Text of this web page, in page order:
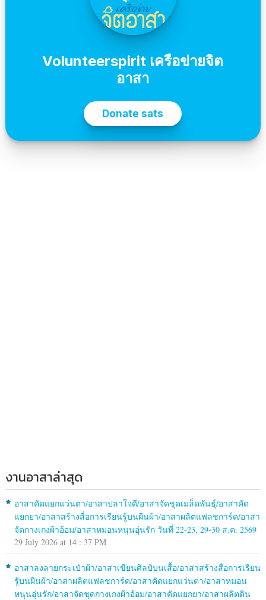
งานอาสาล่าสุด
อาสาคัดแยกแว่นตา/อาสาปลาใจดี/อาสาจัดชุดเมล็ดพันธุ์/อาสาคัด
แยกยา/อาสาสร้างสื่อการเรียนรู้บนผืนผ้า/อาสาผลิตแฟลชการ์ด/อาสา
จัดกางเกงผ้าอ้อม/อาสาหมอนหนุนอุ่นรัก วันที่ 22-23, 29-30 ส.ค. 2569
29 July 2026 at 14 : 37 PM
อาสาลงลายกระเป๋าผ้า/อาสาเขียนศิลป์บนเสื้อ/อาสาสร้างสื่อการเรียน
รู้บนผืนผ้า/อาสาผลิตแฟลชการ์ด/อาสาคัดแยกแว่นตา/อาสาหมอน
หนุนอุ่นรัก/อาสาจัดชุดกางเกงผ้าอ้อม/อาสาคัดแยกยา/อาสาผลิตดิน